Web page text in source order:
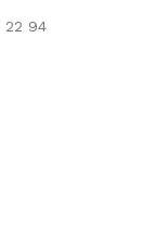
22 94